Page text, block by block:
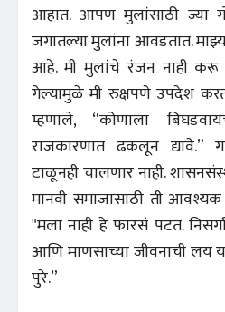
आहात. आपण मुलांसाठी ज्या
जगातल्या मुलांना आवडतात.
आहे. मी मुलांचे रंजन नाही करू
गेल्यामुळे मी रुक्षपणे उपदेश
म्हणाले, “कोणाला
राजकारणात ढकलून द्यावे.”
टाळूनही चालणार नाही.
मानवी समाजासाठी ती
"मला नाही हे फारसं पटत.
आणि माणसाच्या जीवनाची
पुरे.”